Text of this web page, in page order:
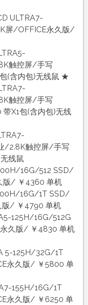
ULTRA7-
屏/OFFICE永久版/
触控屏/手写
(含内包)无线鼠 ★
触控屏/手写
X1包(含内包)无线
/2.8K触控屏/手写
线鼠
16G/512 SSD/
版/ ￥4360 单机
16G/1T SSD/
/ ￥4790 单机
125H/16G/512G
久版/ ￥4830 单机
5-125H/32G/1T
永久版/ ￥5800 单
155H/16G/1T
永久版/ ￥6250 单